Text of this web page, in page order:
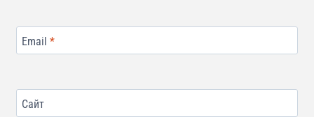
Email *
Сайт